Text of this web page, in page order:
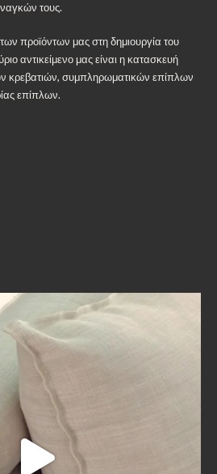
τους.
προϊόντων μας στη δημιουργία του
αντικείμενο μας είναι η κατασκευή
κρεβατιών, συμπληρωματικών επίπλων
επίπλων.